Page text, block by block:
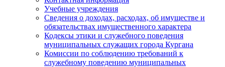
Учебные учреждения
Сведения о доходах, расходах, об имуществе и
обязательствах имущественного характера
Кодексы этики и служебного поведения
муниципальных служащих города Кургана
Комиссии по соблюдению требований к
служебному поведению муниципальных